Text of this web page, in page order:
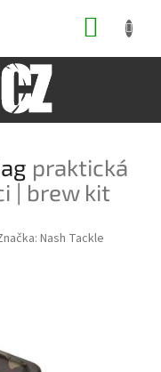
praktická
| brew kit
Nash Tackle